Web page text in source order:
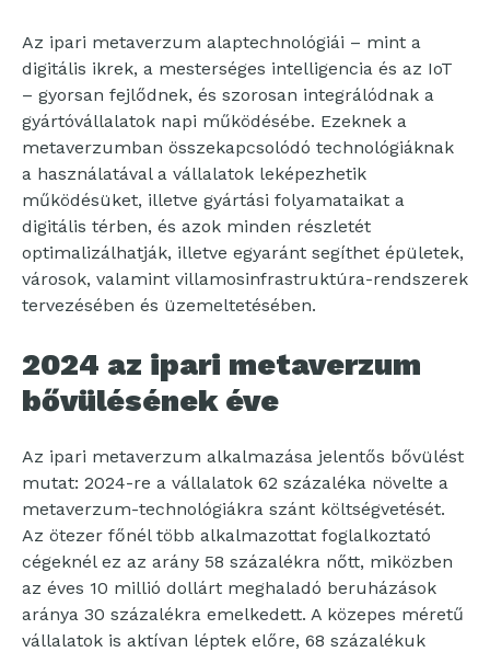
Az ipari metaverzum alaptechnológiái – mint a
digitális ikrek, a mesterséges intelligencia és az IoT
– gyorsan fejlődnek, és szorosan integrálódnak a
gyártóvállalatok napi működésébe. Ezeknek a
metaverzumban összekapcsolódó technológiáknak
a használatával a vállalatok leképezhetik
működésüket, illetve gyártási folyamataikat a
digitális térben, és azok minden részletét
optimalizálhatják, illetve egyaránt segíthet épületek,
városok, valamint villamosinfrastruktúra-rendszerek
tervezésében és üzemeltetésében.
2024 az ipari metaverzum
bővülésének éve
Az ipari metaverzum alkalmazása jelentős bővülést
mutat: 2024-re a vállalatok 62 százaléka növelte a
metaverzum-technológiákra szánt költségvetését.
Az ötezer főnél több alkalmazottat foglalkoztató
cégeknél ez az arány 58 százalékra nőtt, miközben
az éves 10 millió dollárt meghaladó beruházások
aránya 30 százalékra emelkedett. A közepes méretű
vállalatok is aktívan léptek előre, 68 százalékuk